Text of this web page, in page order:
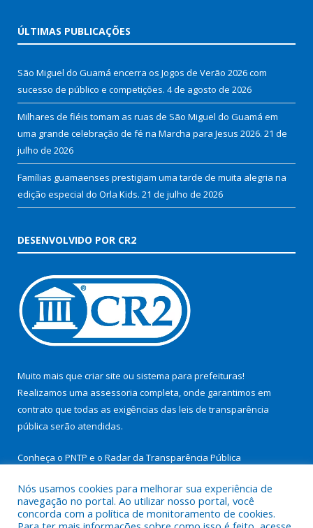
ÚLTIMAS PUBLICAÇÕES
São Miguel do Guamá encerra os Jogos de Verão 2026 com
sucesso de público e competições. 4 de agosto de 2026
Milhares de fiéis tomam as ruas de São Miguel do Guamá em
uma grande celebração de fé na Marcha para Jesus 2026. 21 de
julho de 2026
Famílias guamaenses prestigiam uma tarde de muita alegria na
edição especial do Orla Kids. 21 de julho de 2026
DESENVOLVIDO POR CR2
Muito mais que criar site ou sistema para prefeituras!
Realizamos uma assessoria completa, onde garantimos em
contrato que todas as exigências das leis de transparência
pública serão atendidas.
Conheça o PNTP e o Radar da Transparência Pública
Nós usamos cookies para melhorar sua experiência de
navegação no portal. Ao utilizar nosso portal, você
concorda com a política de monitoramento de cookies.